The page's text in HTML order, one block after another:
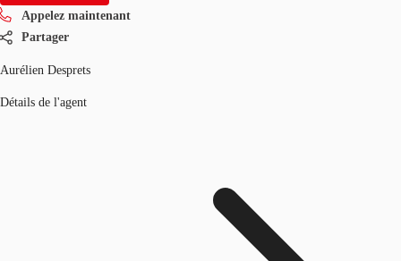
Appelez maintenant
Partager
Aurélien Desprets
Détails de l'agent